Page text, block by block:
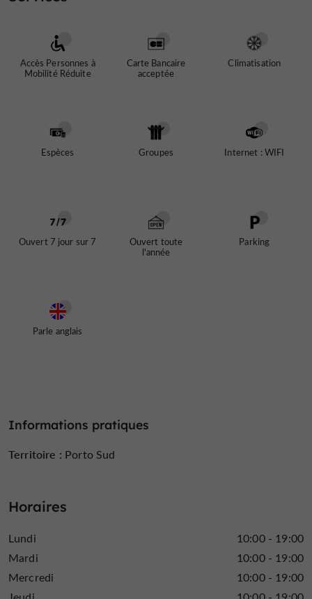
Pour votre santé, évitez de manger trop gras, trop
sucré, trop salé
Accès Personnes à
Mobilité Réduite
Carte Bancaire
acceptée
Climatisation
Espèces Groupes Internet : WIFI
Ouvert 7 jour sur 7
Ouvert toute
l'année
Parking
Parle anglais
Informations pratiques
Territoire : Porto Sud
Horaires
Lundi
10:00 - 19:00
Mardi
10:00 - 19:00
Mercredi
10:00 - 19:00